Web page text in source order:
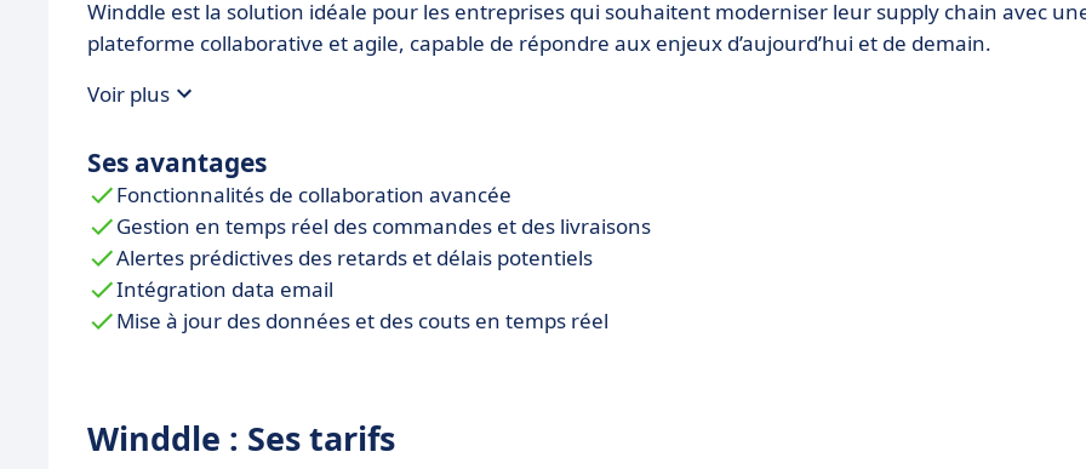
Winddle est la solution idéale pour les entreprises qui souhaitent moderniser leur supply chain avec
plateforme collaborative et agile, capable de répondre aux enjeux d’aujourd’hui et de demain.
Voir plus
Ses avantages
Fonctionnalités de collaboration avancée
Gestion en temps réel des commandes et des livraisons
Alertes prédictives des retards et délais potentiels
Intégration data email
Mise à jour des données et des couts en temps réel
Winddle : Ses tarifs